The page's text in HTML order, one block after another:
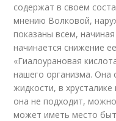
содержат в своем
мнению Волковой,
показаны всем,
начинается снижение
«Гиалоурановая
нашего организма. Она
жидкости, в
она не подходит,
может иметь место